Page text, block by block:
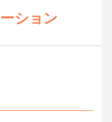
ション